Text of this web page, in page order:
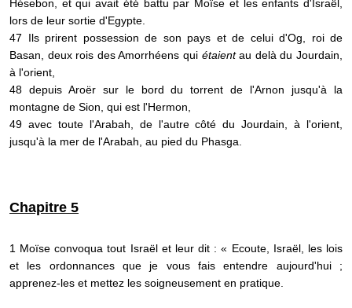
Hésebon, et qui avait été battu par Moïse et les enfants d'Israël,
lors de leur sortie d'Egypte.
47 Ils prirent possession de son pays et de celui d'Og, roi de
Basan, deux rois des Amorrhéens qui étaientau delà du Jourdain,
à l'orient,
48 depuis Aroër sur le bord du torrent de l'Arnon jusqu'à la
montagne de Sion, qui est l'Hermon,
49 avec toute l'Arabah, de l'autre côté du Jourdain, à l'orient,
jusqu'à la mer de l'Arabah, au pied du Phasga.
Chapitre 5
1 Moïse convoqua tout Israël et leur dit : « Ecoute, Israël, les lois
et les ordonnances que je vous fais entendre aujourd'hui ;
apprenez-les et mettez les soigneusement en pratique.